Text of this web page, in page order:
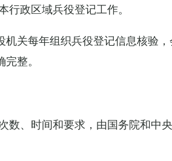
政区域兵役登记工作。
关每年组织兵役登记信息核验
整。
数、时间和要求，由国务院和中